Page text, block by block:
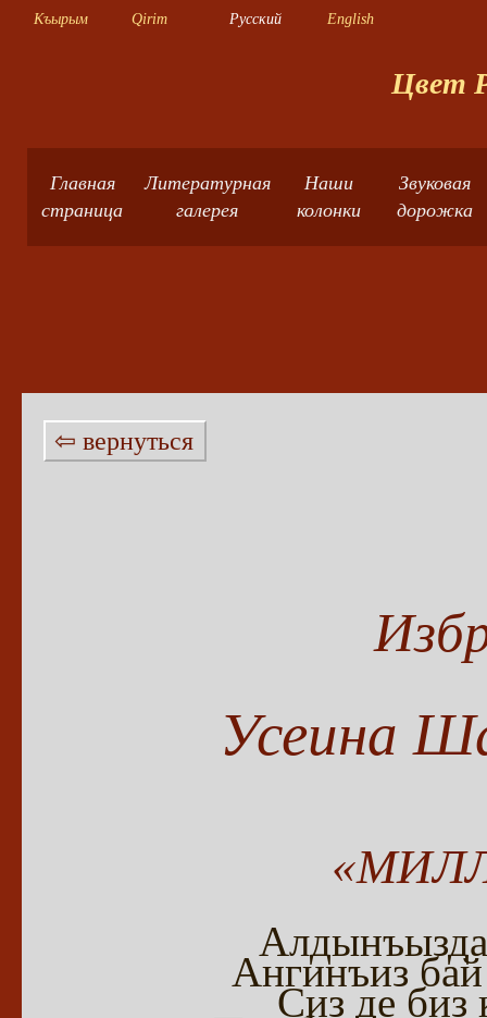
Къырым Qirim Русский English
Цвет
Главная
страница
Литературная
галерея
Наши
колонки
Звуковая
дорожка
⇦ вернуться
Усеина
Ангинъиз
Сиз де биз